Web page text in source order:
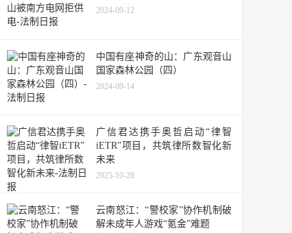
2024-09-12
中国有座神奇的山：广东观音山
国家森林公园（四）
2024-09-14
广信君达携手奥哲启动“律智
iETR”项目，共筑律所数智化新
未来
2025-10-28
云南怒江：“警校家”协作机制破
解未成年人游戏“氪金”难题